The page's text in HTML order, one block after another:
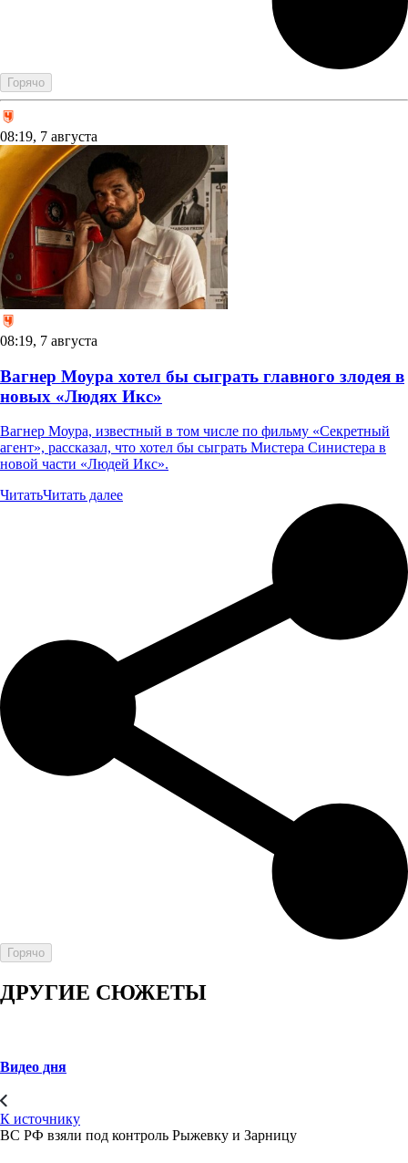
Горячо
08:19, 7 августа
08:19, 7 августа
Вагнер Моура хотел бы сыграть главного злодея в
новых «Людях Икс»
Вагнер Моура, известный в том числе по фильму «Секретный
агент», рассказал, что хотел бы сыграть Мистера Синистера в
новой части «Людей Икс».
ЧитатьЧитать далее
Горячо
ДРУГИЕ СЮЖЕТЫ
Видео дня
К источнику
ВС РФ взяли под контроль Рыжевку и Зарницу